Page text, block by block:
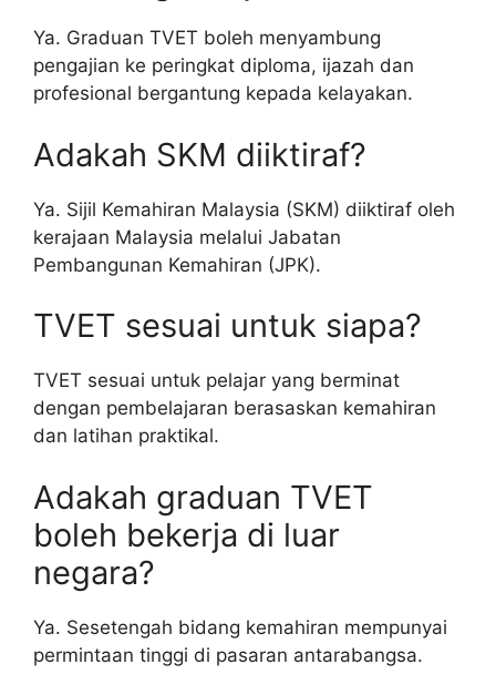
Ya. Graduan TVET boleh menyambung
pengajian ke peringkat diploma, ijazah dan
profesional bergantung kepada kelayakan.
Adakah SKM diiktiraf?
Ya. Sijil Kemahiran Malaysia (SKM) diiktiraf oleh
kerajaan Malaysia melalui Jabatan
Pembangunan Kemahiran (JPK).
TVET sesuai untuk siapa?
TVET sesuai untuk pelajar yang berminat
dengan pembelajaran berasaskan kemahiran
dan latihan praktikal.
Adakah graduan TVET
boleh bekerja di luar
negara?
Ya. Sesetengah bidang kemahiran mempunyai
permintaan tinggi di pasaran antarabangsa.